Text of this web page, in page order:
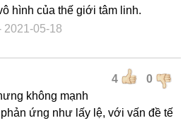
hình của thế giới tâm linh.
2021-05-18
4 0
không mạnh
ứng như lấy lệ, với vấn đề tế